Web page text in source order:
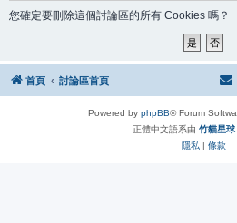
您確定要刪除這個討論區的所有 Cookies 嗎？
首頁 討論區首頁
Powered by phpBB® Forum
正體中文語系由 竹貓星球
隱私 | 條款